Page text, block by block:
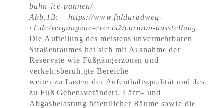
bahn-ice-pannen/
Abb.13: https://www.fuldaradweg-
r1.de/vergangene-events2/cartoon-ausstellung
Die Aufteilung des meistens unvermehrbaren
Straßenraumes hat sich mit Ausnahme der
Reservate wie Fußgängerzonen und
verkehrsberuhigte Bereiche
weiter zu Lasten der Aufenthaltsqualität und des
zu Fuß Gehensverändert. Lärm- und
Abgasbelastung öffentlicher Räume sowie die